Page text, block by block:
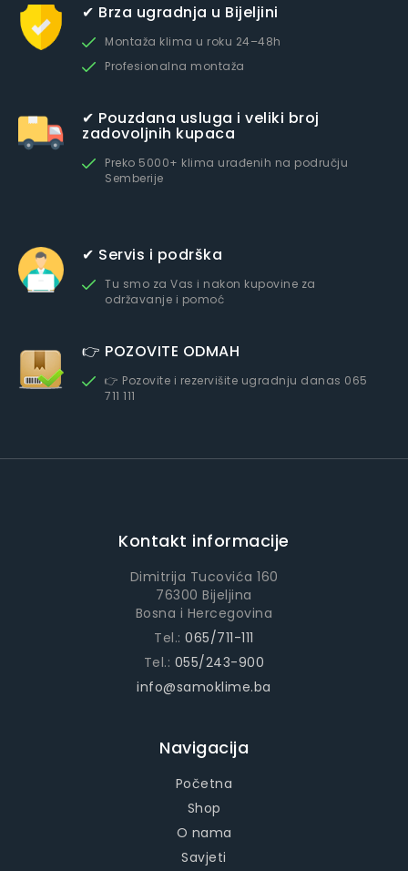
✔ Brza ugradnja u Bijeljini
Montaža klima u roku 24–48h
Profesionalna montaža
✔ Pouzdana usluga i veliki broj
zadovoljnih kupaca
Preko 5000+ klima urađenih na području
Semberije
✔ Servis i podrška
Tu smo za Vas i nakon kupovine za
održavanje i pomoć
👉 POZOVITE ODMAH
👉 Pozovite i rezervišite ugradnju danas 065
711 111
Kontakt informacije
Dimitrija Tucovića 160
76300 Bijeljina
Bosna i Hercegovina
Tel.:065/711-111
Tel.: 055/243-900
info@samoklime.ba
Navigacija
Početna
Shop
O nama
Savjeti